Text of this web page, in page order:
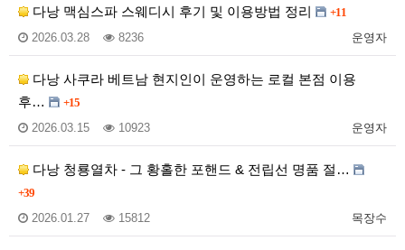
다낭 맥심스파 스웨디시 후기 및 이용방법 정리 +11
운영자
2026.03.28 8236
다낭 사쿠라 베트남 현지인이 운영하는 로컬 본점 이용
후…
+15
운영자
2026.03.15 10923
다낭 청룡열차 - 그 황홀한 포핸드 & 전립선 명품 절…
+39
목장수
2026.01.27 15812